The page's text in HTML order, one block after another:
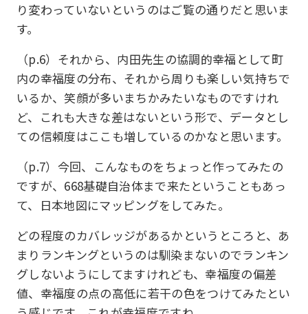
り変わっていないというのはご覧の通りだと思いま
す。
（p.6）それから、内田先生の協調的幸福として町
内の幸福度の分布、それから周りも楽しい気持ちで
いるか、笑顔が多いまちかみたいなものですけれ
ど、これも大きな差はないという形で、データとし
ての信頼度はここも増しているのかなと思います。
（p.7）今回、こんなものをちょっと作ってみたの
ですが、668基礎自治体まで来たということもあっ
て、日本地図にマッピングをしてみた。
どの程度のカバレッジがあるかというところと、あ
まりランキングというのは馴染まないのでランキン
グしないようにしてますけれども、幸福度の偏差
値、幸福度の点の高低に若干の色をつけてみたとい